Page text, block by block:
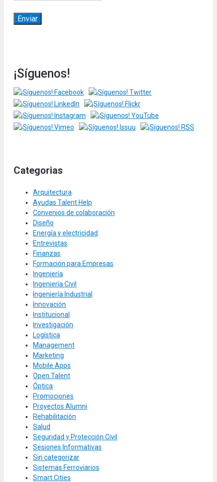
¡Síguenos!
Categorias
Arquitectura
Ayudas Talent Help
Convenios de colaboración
Diseño
Energía y electricidad
Entrevistas
Finanzas
Formación para Empresas
Ingeniería
Ingeniería Civil
Ingeniería Industrial
Innovación
Institucional
Investigación
Logística
Management
Marketing
Mobile Apps
Open Talent
Óptica
Promociones
Proyectos Alumni
Rehabilitación
Salud
Seguridad y Protección Civil
Sesiones Informativas
Sin categorizar
Sistemas Ferroviarios
Smart Cities